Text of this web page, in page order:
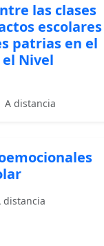
las clases
escolares
patrias en el
Nivel
A distancia
distancia